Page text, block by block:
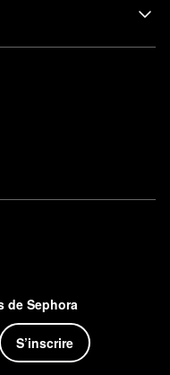
de Sephora
S’inscrire